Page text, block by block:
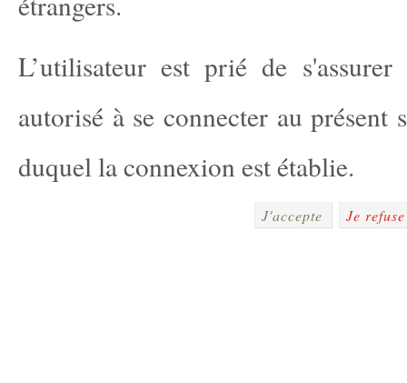
L’utilisateur est prié de
autorisé à se connecter au présent
duquel la connexion est établie.
J'accepte Je refuse